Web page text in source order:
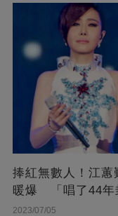
捧紅無數人！江蕙
暖爆 「唱了44年
2023/07/05